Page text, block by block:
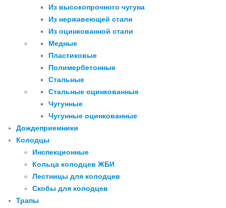
Из высокопрочного чугуна
Из нержавеющей стали
Из оцинкованной стали
Медные
Пластиковые
Полимербетонные
Стальные
Стальные оцинкованные
Чугунные
Чугунные оцинкованные
Дождеприемники
Колодцы
Инспекционные
Кольца колодцев ЖБИ
Лестницы для колодцев
Скобы для колодцев
Трапы